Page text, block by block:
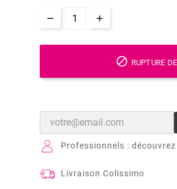
 RUPTURE
Professionnels :
Livraison Colissimo